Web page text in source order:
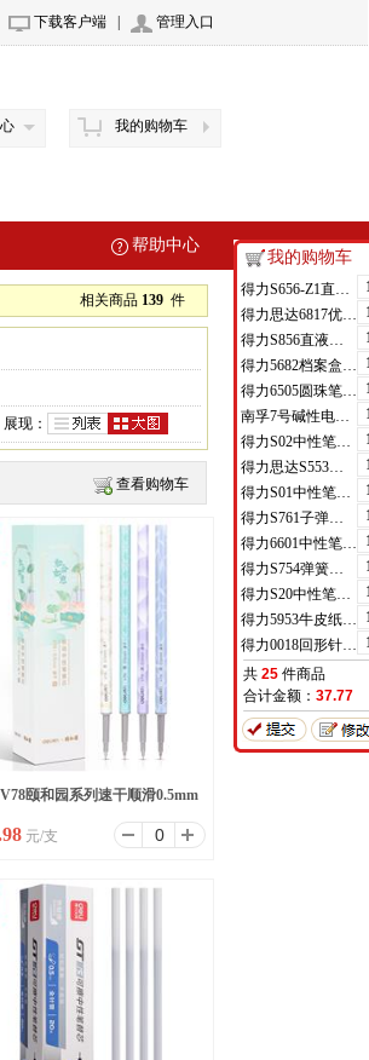
下载客户端 管理入口
我的购物车
帮助中心
相关商品 139件
展现：
查看购物车
颐和园系列速干顺滑0.5mm
试中性笔替芯加强型针管(黑)
元/支
我的购物车
得力S656-Z1直液式走珠笔0.5mm子弹头(红)(支)
得力思达6817优逸白板笔(黑)(支)
得力S856直液式走珠笔(黑)(支)
得力5682档案盒(蓝)(只)
得力6505圆珠笔0.7mm子弹头(蓝)(支)
南孚7号碱性电池聚能环4代
得力S02中性笔0.7mm弹簧头(黑)(支)
得力思达S553可加墨记号笔(黑)(支)
得力S01中性笔0.5mm弹簧头(黑)(支)
得力S761子弹头中性笔芯0.7mm子弹头(黑)(支)
得力6601中性笔0.5mm半针管(黑)(支)
得力S754弹簧头中性笔芯0.7mm弹簧头(黑)(支)
得力S20中性笔0.7mm子弹头(黑)(支)
得力5953牛皮纸档案袋(混浆)(米黄色)(10只/包)
得力0018回形针(100枚/盒)
共 25 件商品
合计金额： 37.77